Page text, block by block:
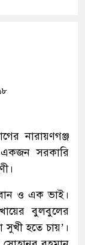
নারায়ণগঞ্জ
সরকারি
ও এক ভাই।
বুলবুলের
সুখী হতে চায়’।